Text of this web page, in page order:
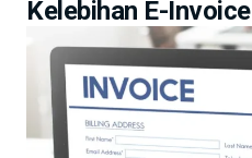
Kelebihan E-Invoice